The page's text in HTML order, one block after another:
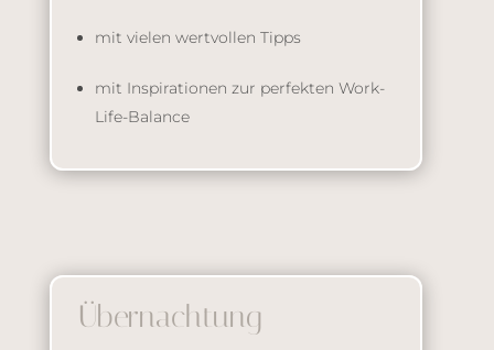
mit vielen wertvollen Tipps
mit Inspirationen zur perfekten Work-
Life-Balance
Übernachtung